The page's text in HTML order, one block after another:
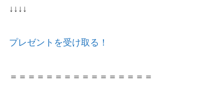
↓↓↓↓
プレゼントを受け取る！
＝＝＝＝＝＝＝＝＝＝＝＝＝＝＝＝